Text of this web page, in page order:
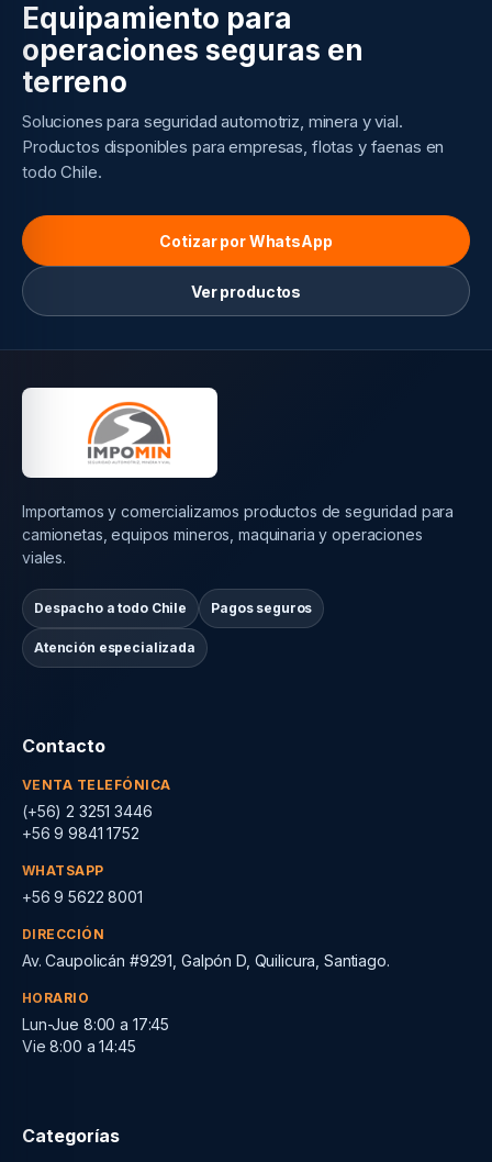
Equipamiento para
operaciones seguras en
terreno
Soluciones para seguridad automotriz, minera y vial.
Productos disponibles para empresas, flotas y faenas en
todo Chile.
Cotizar por WhatsApp
Ver productos
Importamos y comercializamos productos de seguridad para
camionetas, equipos mineros, maquinaria y operaciones
viales.
Despacho a todo Chile Pagos seguros
Atención especializada
Contacto
VENTA TELEFÓNICA
(+56) 2 3251 3446
+56 9 9841 1752
WHATSAPP
+56 9 5622 8001
DIRECCIÓN
Av. Caupolicán #9291, Galpón D, Quilicura, Santiago.
HORARIO
Lun-Jue 8:00 a 17:45
Vie 8:00 a 14:45
Categorías